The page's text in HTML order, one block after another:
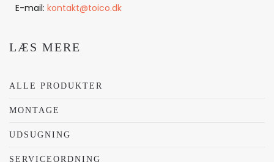
E-mail: kontakt@toico.dk
LÆS MERE
ALLE PRODUKTER
MONTAGE
UDSUGNING
SERVICEORDNING